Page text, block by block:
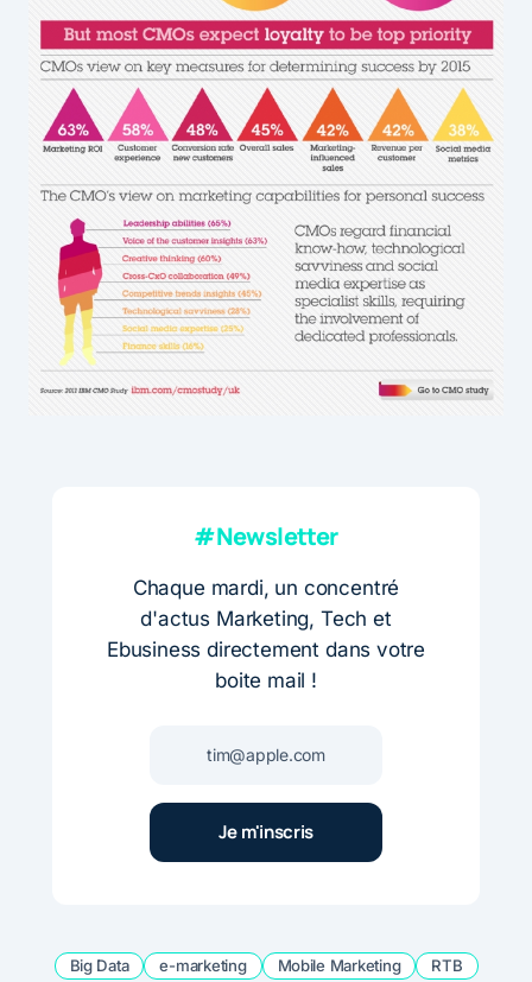
#Newsletter
Chaque mardi, un concentré
d'actus Marketing, Tech et
Ebusiness directement dans votre
boite mail !
Big Data e-marketing Mobile Marketing RTB